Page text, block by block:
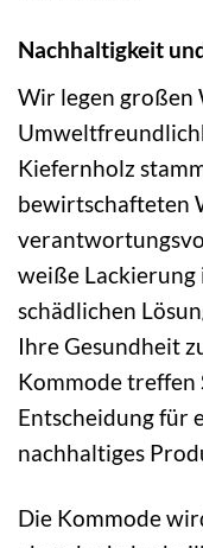
Nachhaltigkeit
Wir legen großen
Kiefernholz
bewirtschafteten
weiße Lackierung
schädlichen
Ihre Gesundheit
Kommode treffen
Entscheidung für
nachhaltiges
Die Kommode